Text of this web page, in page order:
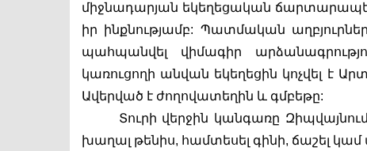
միջնադարյան եկեղեցական
իր ինքնությամբ: Պատմական
պահպանվել վիմագիր
կառուցողի անվան եկեղեցին կոչվել է
Ավերված է ժողովատեղին և գմբեթը:
Տուրի վերջին կանգառը
խաղալ թենիս, համտեսել գինի, ճաշել